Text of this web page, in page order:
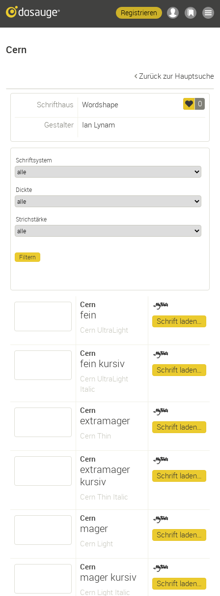
Registrieren
Cern
Zurück zur Hauptsuche
0
Schrifthaus Wordshape
Gestalter Ian Lynam
Schriftsystem
Dickte
Strichstärke
Cern
fein
Cern UltraLight
Schrift laden…
Cern
fein kursiv
Cern UltraLight
Italic
Schrift laden…
Cern
extramager
Cern Thin
Schrift laden…
Cern
extramager
kursiv
Cern Thin Italic
Schrift laden…
Cern
mager
Cern Light
Schrift laden…
Cern
mager kursiv
Cern Light Italic
Schrift laden…